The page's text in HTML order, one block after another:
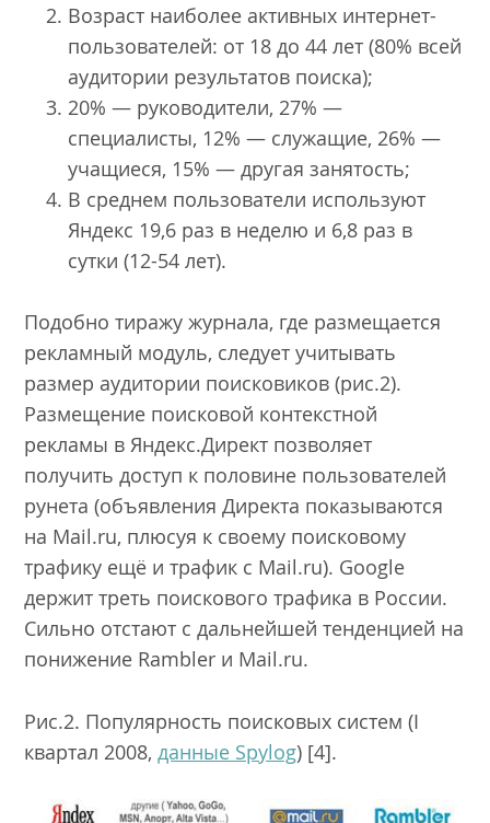
Возраст наиболее активных интернет-
пользователей: от 18 до 44 лет (80% всей
аудитории результатов поиска);
20% — руководители, 27% —
специалисты, 12% — служащие, 26% —
учащиеся, 15% — другая занятость;
В среднем пользователи используют
Яндекс 19,6 раз в неделю и 6,8 раз в
сутки (12-54 лет).
Подобно тиражу журнала, где размещается
рекламный модуль, следует учитывать
размер аудитории поисковиков (рис.2).
Размещение поисковой контекстной
рекламы в Яндекс.Директ позволяет
получить доступ к половине пользователей
рунета (объявления Директа показываются
на Mail.ru, плюсуя к своему поисковому
трафику ещё и трафик с Mail.ru). Google
держит треть поискового трафика в России.
Сильно отстают с дальнейшей тенденцией на
понижение Rambler и Mail.ru.
Рис.2. Популярность поисковых систем (I
квартал 2008,данные Spylog) [4].